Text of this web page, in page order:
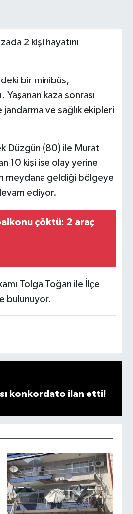
2 kişi hayatını
bir minibüs,
kaza sonrası
ve sağlık ekipleri
Düzgün (80) ile Murat
10 kişi ise olay yerine
meydana geldiği bölgeye
ediyor.
çöktü: 2 araç
Tolga Toğan ile İlçe
bulunuyor.
konkordato ilan etti!